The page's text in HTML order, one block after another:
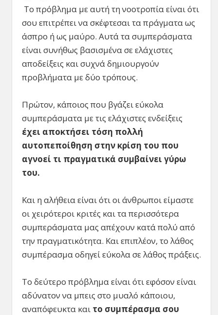
Το πρόβλημα με αυτή τη νοοτροπία είναι ότι
σου επιτρέπει να σκέφτεσαι τα πράγματα ως
άσπρο ή ως μαύρο. Αυτά τα συμπεράσματα
είναι συνήθως βασισμένα σε ελάχιστες
αποδείξεις και συχνά δημιουργούν
προβλήματα με δύο τρόπους.
Πρώτον, κάποιος που βγάζει εύκολα
συμπεράσματα με τις ελάχιστες ενδείξεις
έχει αποκτήσει τόση πολλή
αυτοπεποίθηση στην κρίση του που
αγνοεί τι πραγματικά συμβαίνει γύρω
του.
Και η αλήθεια είναι ότι οι άνθρωποι είμαστε
οι χειρότεροι κριτές και τα περισσότερα
συμπεράσματα μας απέχουν κατά πολύ από
την πραγματικότητα. Και επιπλέον, το λάθος
συμπέρασμα οδηγεί εύκολα σε λάθος πράξεις.
Το δεύτερο πρόβλημα είναι ότι εφόσον είναι
αδύνατον να μπεις στο μυαλό κάποιου,
αναπόφευκτα και το συμπέρασμα σου